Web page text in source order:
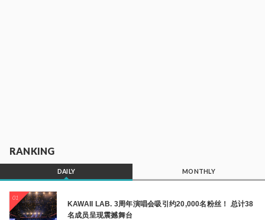
RANKING
DAILY MONTHLY
01
KAWAII LAB. 3周年演唱会吸引约20,000名粉丝！ 总计38
名成员呈现震撼舞台